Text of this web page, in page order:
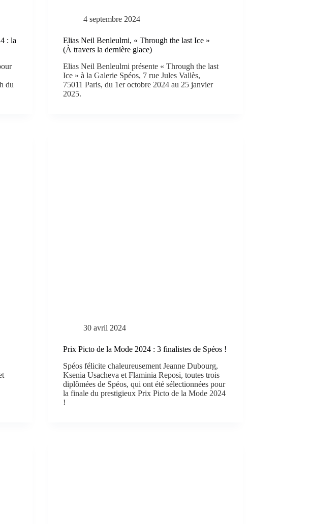
: la
du
4 septembre 2024
Elias Neil Benleulmi, « Through the last Ice »
(À travers la dernière glace)
Elias Neil Benleulmi présente « Through the last
Ice » à la Galerie Spéos, 7 rue Jules Vallès,
75011 Paris, du 1er octobre 2024 au 25 janvier
2025.
30 avril 2024
Prix Picto de la Mode 2024 : 3 finalistes de Spéos !
Spéos félicite chaleureusement Jeanne Dubourg,
Ksenia Usacheva et Flaminia Reposi, toutes trois
diplômées de Spéos, qui ont été sélectionnées pour
la finale du prestigieux Prix Picto de la Mode 2024
!